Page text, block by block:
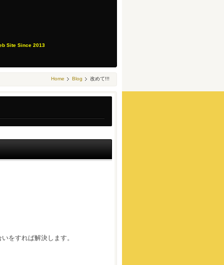
Site Since 2013
Home Blog 改めて!!!
をすれば解決します。